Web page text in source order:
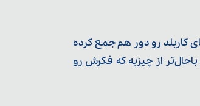
کاربلد رو دور هم جمع کرده
از چیزیه که فکرش رو